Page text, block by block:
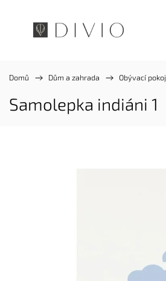
Domů / Dům a zahrada / Obývací pokoj
Samolepka indiáni 1